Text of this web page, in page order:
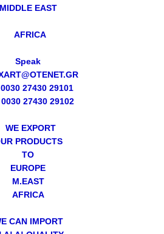
MIDDLE EAST
AFRICA
Speak
27430 29101
0030 27430 29102
WE EXPORT
PRODUCTS
TO
EUROPE
M.EAST
AFRICA
CAN IMPORT